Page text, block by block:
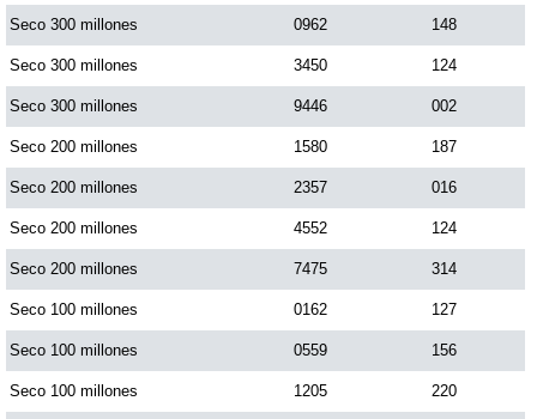
Dorado Tarde
Dorado Noche
Fantástica Día
Fantástica Noche
Motilon Tarde
Motilon Noche
Seco 300 millones 0962 148
Seco 300 millones 3450 124
Seco 300 millones 9446 002
Seco 200 millones 1580 187
Seco 200 millones 2357 016
Seco 200 millones 4552 124
Seco 200 millones 7475 314
Seco 100 millones 0162 127
Seco 100 millones 0559 156
Seco 100 millones 1205 220